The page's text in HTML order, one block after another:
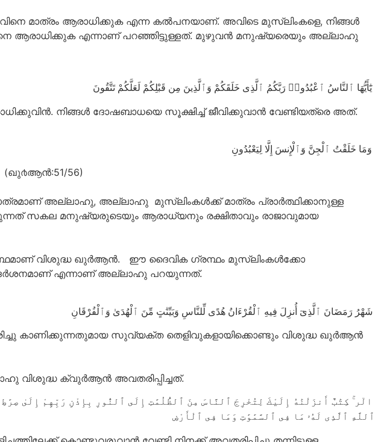
മാത്രം ആരാധിക്കുക എന്ന കൽപനയാണ്. അവിടെ മുസ്ലിംകളെ, നിങ്ങള്‍
ആരാധിക്കുക എന്നാണ് പറഞ്ഞിട്ടുള്ളത്. മുഴുവന്‍ മനുഷ്യരെയും അല്ലാഹു
يَٰٓأَيُّهَا ٱلنَّاسُ ٱعْبُدُوا۟ رَبَّكُمُ ٱلَّذِى خَلَقَكُمْ وَٱلَّذِينَ مِن قَبْلِكُمْ لَعَلَّكُمْ تَتَّقُونَ
നിങ്ങള്‍ ദോഷബാധയെ സൂക്ഷിച്ച് ജീവിക്കുവാന്‍ വേണ്ടിയത്രെ അത്‌.
وَمَا خَلَقْتُ ٱلْجِنَّ وَٱلْإِنسَ إِلَّا لِيَعْبُدُونِ
(ഖു൪ആന്‍:51/56)
അല്ലാഹു, അല്ലാഹു മുസ്‌ലിംകള്‍ക്ക് മാത്രം പ്രാര്‍ത്ഥിക്കാനുള്ള
സകല മനുഷ്യരുടെയും ആരാധ്യനും രക്ഷിതാവും രാജാവുമായ
വിശുദ്ധ ഖുർആൻ. ഈ ദൈവിക ഗ്രന്ഥം മുസ്‌ലിംകള്‍ക്കോ
എന്നാണ് അല്ലാഹു പറയുന്നത്.
കാണിക്കുന്നതുമായ സുവ്യക്ത തെളിവുകളായിക്കൊണ്ടും വിശുദ്ധ ഖുര്‍ആന്‍
വിശുദ്ധ ക്വുര്‍ആന്‍ അവതരിപ്പിച്ചത്.
ٱللَّهِ ٱلَّذِى لَهُۥ مَا فِى ٱلسَّمَٰوَٰتِ وَمَا فِى ٱلْأَرْضِ